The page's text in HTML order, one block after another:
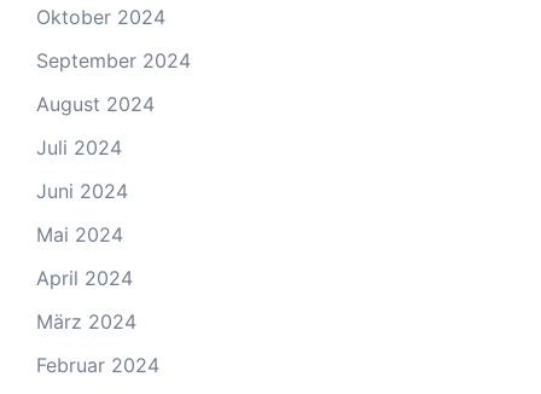
Oktober 2024
September 2024
August 2024
Juli 2024
Juni 2024
Mai 2024
April 2024
März 2024
Februar 2024